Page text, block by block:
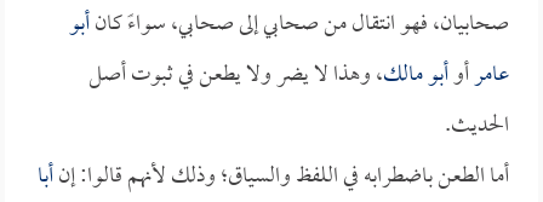
صحابيان، فهو انتقال من صحابي إلى صحابي، سواءً كانأبو
عامرأوأبو مالك، وهذا لا يضر ولا يطعن في ثبوت أصل
الحديث.
أما الطعن باضطرابه في اللفظ والسياق؛ وذلك لأنهم قالوا: إنأبا